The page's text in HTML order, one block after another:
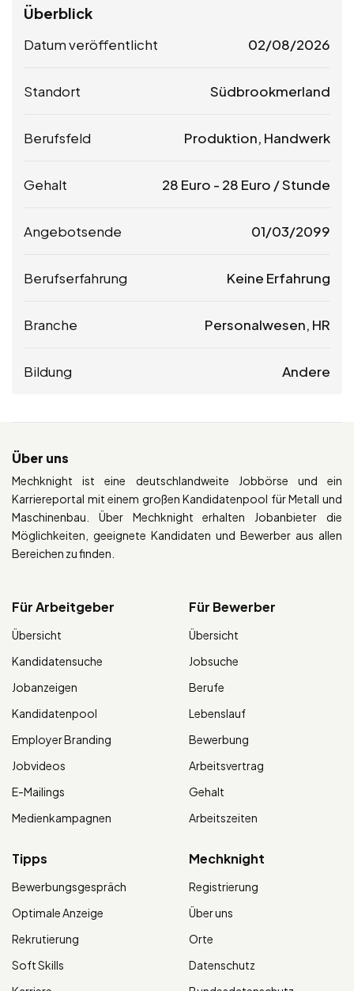
Überblick
Datum veröffentlicht 02/08/2026
Standort Südbrookmerland
Berufsfeld Produktion, Handwerk
Gehalt 28 Euro - 28 Euro / Stunde
Angebotsende 01/03/2099
Berufserfahrung Keine Erfahrung
Branche Personalwesen, HR
Bildung Andere
Über uns
Mechknight ist eine deutschlandweite Jobbörse und ein
Karriereportal mit einem großen Kandidatenpool für Metall und
Maschinenbau. Über Mechknight erhalten Jobanbieter die
Möglichkeiten, geeignete Kandidaten und Bewerber aus allen
Bereichen zu finden.
Für Arbeitgeber
Übersicht
Kandidatensuche
Jobanzeigen
Kandidatenpool
Employer Branding
Jobvideos
E-Mailings
Medienkampagnen
Für Bewerber
Übersicht
Jobsuche
Berufe
Lebenslauf
Bewerbung
Arbeitsvertrag
Gehalt
Arbeitszeiten
Tipps
Bewerbungsgespräch
Optimale Anzeige
Rekrutierung
Soft Skills
Mechknight
Registrierung
Über uns
Orte
Datenschutz